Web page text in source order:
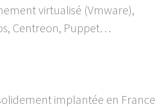
virtualisé (Vmware),
Centreon, Puppet…
implantée en France